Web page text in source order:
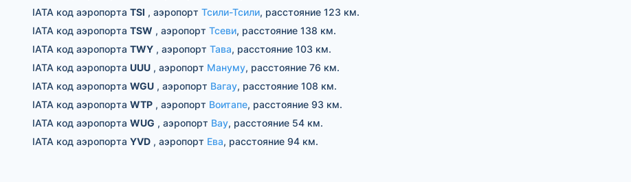
IATA код аэропорта TSI , аэропорт Тсили-Тсили, расстояние 123 км.
IATA код аэропорта TSW , аэропорт Тсеви, расстояние 138 км.
IATA код аэропорта TWY, аэропорт Тава, расстояние 103 км.
IATA код аэропорта UUU, аэропорт Мануму, расстояние 76 км.
IATA код аэропорта WGU, аэропорт Вагау, расстояние 108 км.
IATA код аэропорта WTP, аэропорт Воитапе, расстояние 93 км.
IATA код аэропорта WUG , аэропорт Вау, расстояние 54 км.
IATA код аэропорта YVD, аэропорт Ева, расстояние 94 км.